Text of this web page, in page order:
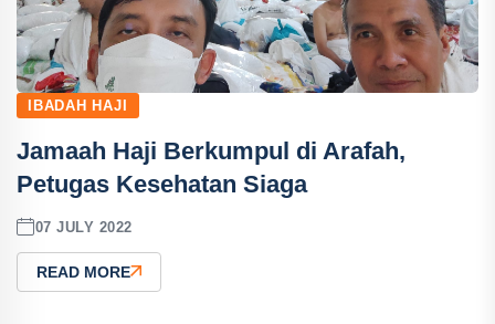
IBADAH HAJI
Jamaah Haji Berkumpul di Arafah,
Petugas Kesehatan Siaga
07 JULY 2022
READ MORE